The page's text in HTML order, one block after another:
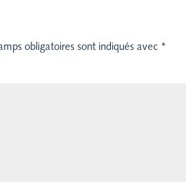
obligatoires sont indiqués avec *